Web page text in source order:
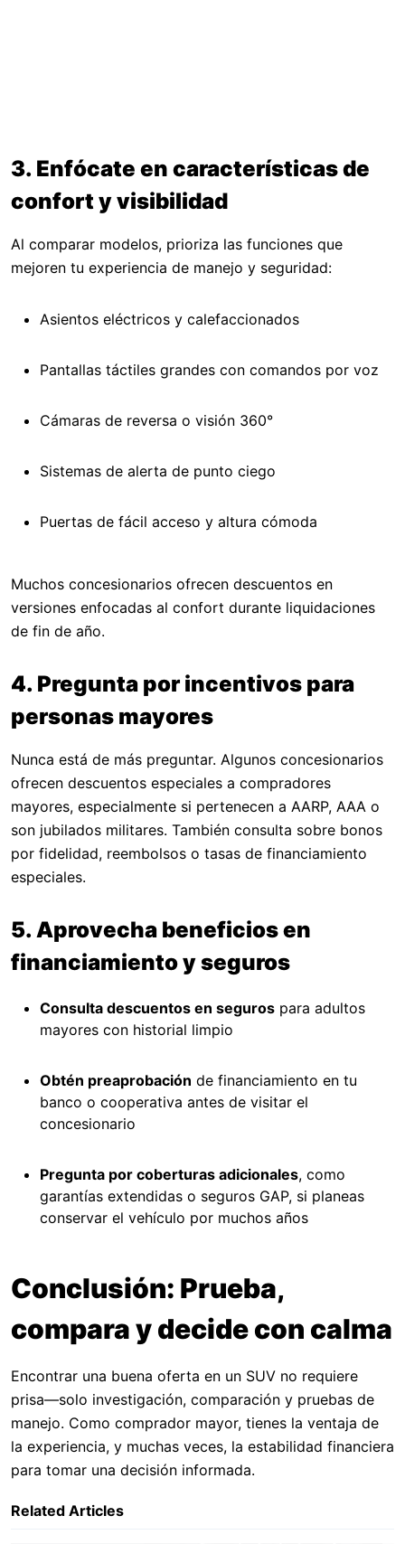
3. Enfócate en características de
confort y visibilidad
Al comparar modelos, prioriza las funciones que
mejoren tu experiencia de manejo y seguridad:
Asientos eléctricos y calefaccionados
Pantallas táctiles grandes con comandos por voz
Cámaras de reversa o visión 360°
Sistemas de alerta de punto ciego
Puertas de fácil acceso y altura cómoda
Muchos concesionarios ofrecen descuentos en
versiones enfocadas al confort durante liquidaciones
de fin de año.
4. Pregunta por incentivos para
personas mayores
Nunca está de más preguntar. Algunos concesionarios
ofrecen descuentos especiales a compradores
mayores, especialmente si pertenecen a AARP, AAA o
son jubilados militares. También consulta sobre bonos
por fidelidad, reembolsos o tasas de financiamiento
especiales.
5. Aprovecha beneficios en
financiamiento y seguros
Consulta descuentos en seguros para adultos
mayores con historial limpio
Obtén preaprobación de financiamiento en tu
banco o cooperativa antes de visitar el
concesionario
Pregunta por coberturas adicionales, como
garantías extendidas o seguros GAP, si planeas
conservar el vehículo por muchos años
Conclusión: Prueba,
compara y decide con calma
Encontrar una buena oferta en un SUV no requiere
prisa—solo investigación, comparación y pruebas de
manejo. Como comprador mayor, tienes la ventaja de
la experiencia, y muchas veces, la estabilidad financiera
para tomar una decisión informada.
Related Articles